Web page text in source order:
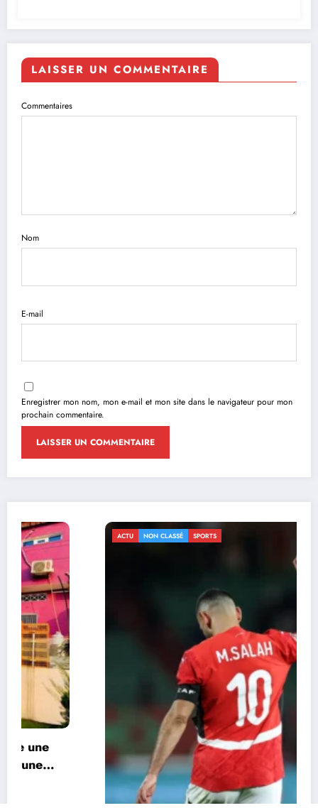
LAISSER UN COMMENTAIRE
Commentaires
Nom
E-mail
Enregistrer mon nom, mon e-mail et mon site dans le navigateur pour mon
prochain commentaire.
ACTU SPORTS